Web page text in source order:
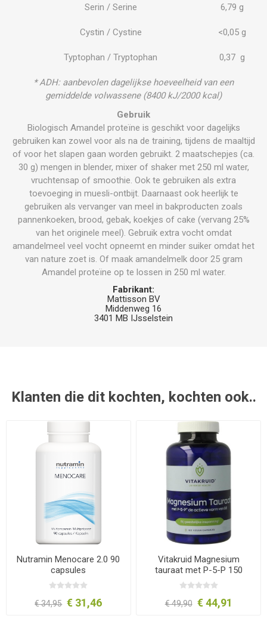
Serin / Serine 6,79 g
Cystin / Cystine <0,05 g
Typtophan / Tryptophan 0,37 g
* ADH: aanbevolen dagelijkse hoeveelheid van een
gemiddelde volwassene (8400 kJ/2000 kcal)
Gebruik
Biologisch Amandel proteïne is geschikt voor dagelijks
gebruiken kan zowel voor als na de training, tijdens de maaltijd
of voor het slapen gaan worden gebruikt. 2 maatschepjes (ca.
30 g) mengen in blender, mixer of shaker met 250 ml water,
vruchtensap of smoothie. Ook te gebruiken als extra
toevoeging in muesli-ontbijt. Daarnaast ook heerlijk te
gebruiken als vervanger van meel in bakproducten zoals
pannenkoeken, brood, gebak, koekjes of cake (vervang 25%
van het originele meel). Gebruik extra vocht omdat
amandelmeel veel vocht opneemt en minder suiker omdat het
van nature zoet is. Of maak amandelmelk door 25 gram
Amandel proteïne op te lossen in 250 ml water.
Fabrikant:
Mattisson BV
Middenweg 16
3401 MB IJsselstein
Klanten die dit kochten, kochten ook..
Nutramin Menocare 2.0 90
capsules
€ 34,95 € 31,46
Vitakruid Magnesium
tauraat met P-5-P 150
capsules
€ 49,90 € 44,91